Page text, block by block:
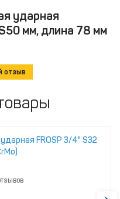
ударная
мм, длина 78 мм
отзыв
FROSP 3/4" S32